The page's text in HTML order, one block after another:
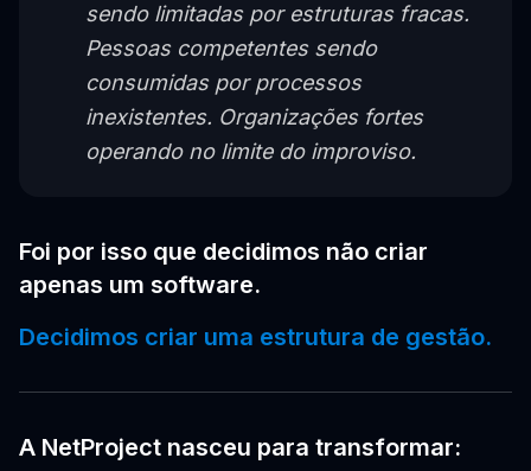
sendo limitadas por estruturas fracas.
Pessoas competentes sendo
consumidas por processos
inexistentes. Organizações fortes
operando no limite do improviso.
Foi por isso que decidimos não criar
apenas um software.
Decidimos criar uma estrutura de gestão.
A NetProject nasceu para transformar: